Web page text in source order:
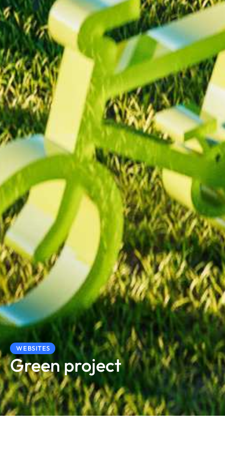
WEBSITES
Green project